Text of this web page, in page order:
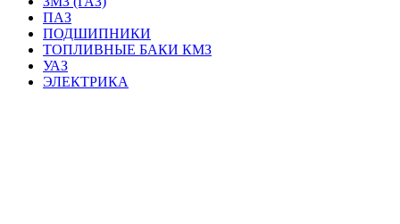
ПАЗ
ПОДШИПНИКИ
ТОПЛИВНЫЕ БАКИ КМЗ
УАЗ
ЭЛЕКТРИКА